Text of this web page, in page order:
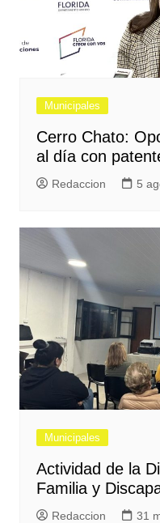
Municipales
Cerro Chato:
al día con
Redaccion 5
Municipales
Actividad de la
Familia y
Redaccion 31